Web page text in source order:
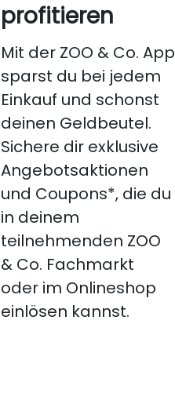
profitieren
Mit der ZOO & Co. App
sparst du bei jedem
Einkauf und schonst
deinen Geldbeutel.
Sichere dir exklusive
Angebotsaktionen
und Coupons*, die du
in deinem
teilnehmenden ZOO
& Co. Fachmarkt
oder im Onlineshop
einlösen kannst.